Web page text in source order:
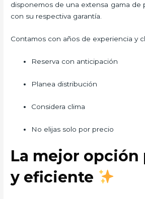
disponemos de una extensa gama de
con su respectiva garantía.
Contamos con años de experiencia y
Reserva con anticipación
Planea distribución
Considera clima
No elijas solo por precio
La mejor opción
y eficiente